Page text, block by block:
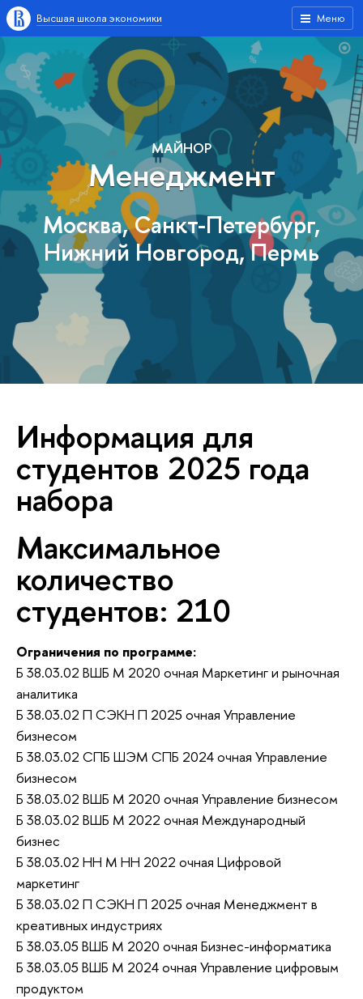
Меню
Высшая школа экономики
МАЙНОР
Менеджмент
Москва, Санкт-Петербург,
Нижний Новгород, Пермь
Информация для
студентов 2025 года
набора
Максимальное
количество
студентов: 210
Ограничения по программе:
Б 38.03.02 ВШБ М 2020 очная Маркетинг и рыночная
аналитика
Б 38.03.02 П СЭКН П 2025 очная Управление
бизнесом
Б 38.03.02 СПБ ШЭМ СПБ 2024 очная Управление
бизнесом
Б 38.03.02 ВШБ М 2020 очная Управление бизнесом
Б 38.03.02 ВШБ М 2022 очная Международный
бизнес
Б 38.03.02 НН М НН 2022 очная Цифровой
маркетинг
Б 38.03.02 П СЭКН П 2025 очная Менеджмент в
креативных индустриях
Б 38.03.05 ВШБ М 2020 очная Бизнес-информатика
Б 38.03.05 ВШБ М 2024 очная Управление цифровым
продуктом